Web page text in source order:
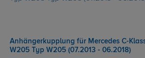
Anhängerkupplung für Mercedes C-
W205 Typ W205 (07.2013 - 06.2018)